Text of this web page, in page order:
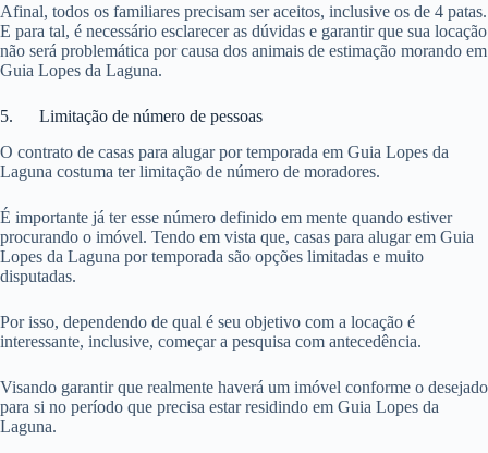
Afinal, todos os familiares precisam ser aceitos, inclusive os de 4 patas.
E para tal, é necessário esclarecer as dúvidas e garantir que sua locação
não será problemática por causa dos animais de estimação morando em
Guia Lopes da Laguna.
5. Limitação de número de pessoas
O contrato de casas para alugar por temporada em Guia Lopes da
Laguna costuma ter limitação de número de moradores.
É importante já ter esse número definido em mente quando estiver
procurando o imóvel. Tendo em vista que, casas para alugar em Guia
Lopes da Laguna por temporada são opções limitadas e muito
disputadas.
Por isso, dependendo de qual é seu objetivo com a locação é
interessante, inclusive, começar a pesquisa com antecedência.
Visando garantir que realmente haverá um imóvel conforme o desejado
para si no período que precisa estar residindo em Guia Lopes da
Laguna.